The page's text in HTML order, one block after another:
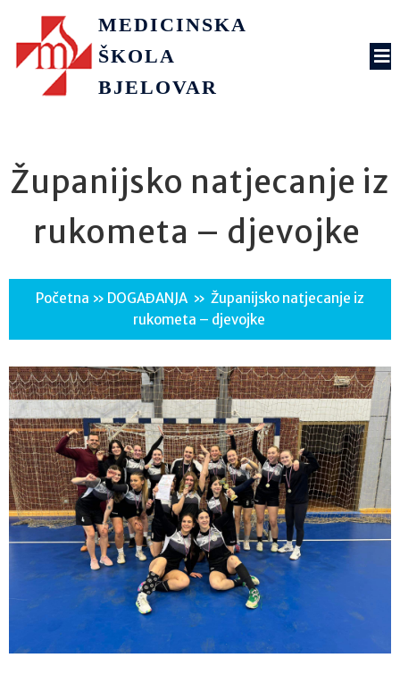
MEDICINSKA
ŠKOLA
BJELOVAR
Županijsko natjecanje iz
rukometa – djevojke
Početna » DOGAĐANJA » Županijsko natjecanje iz
rukometa – djevojke